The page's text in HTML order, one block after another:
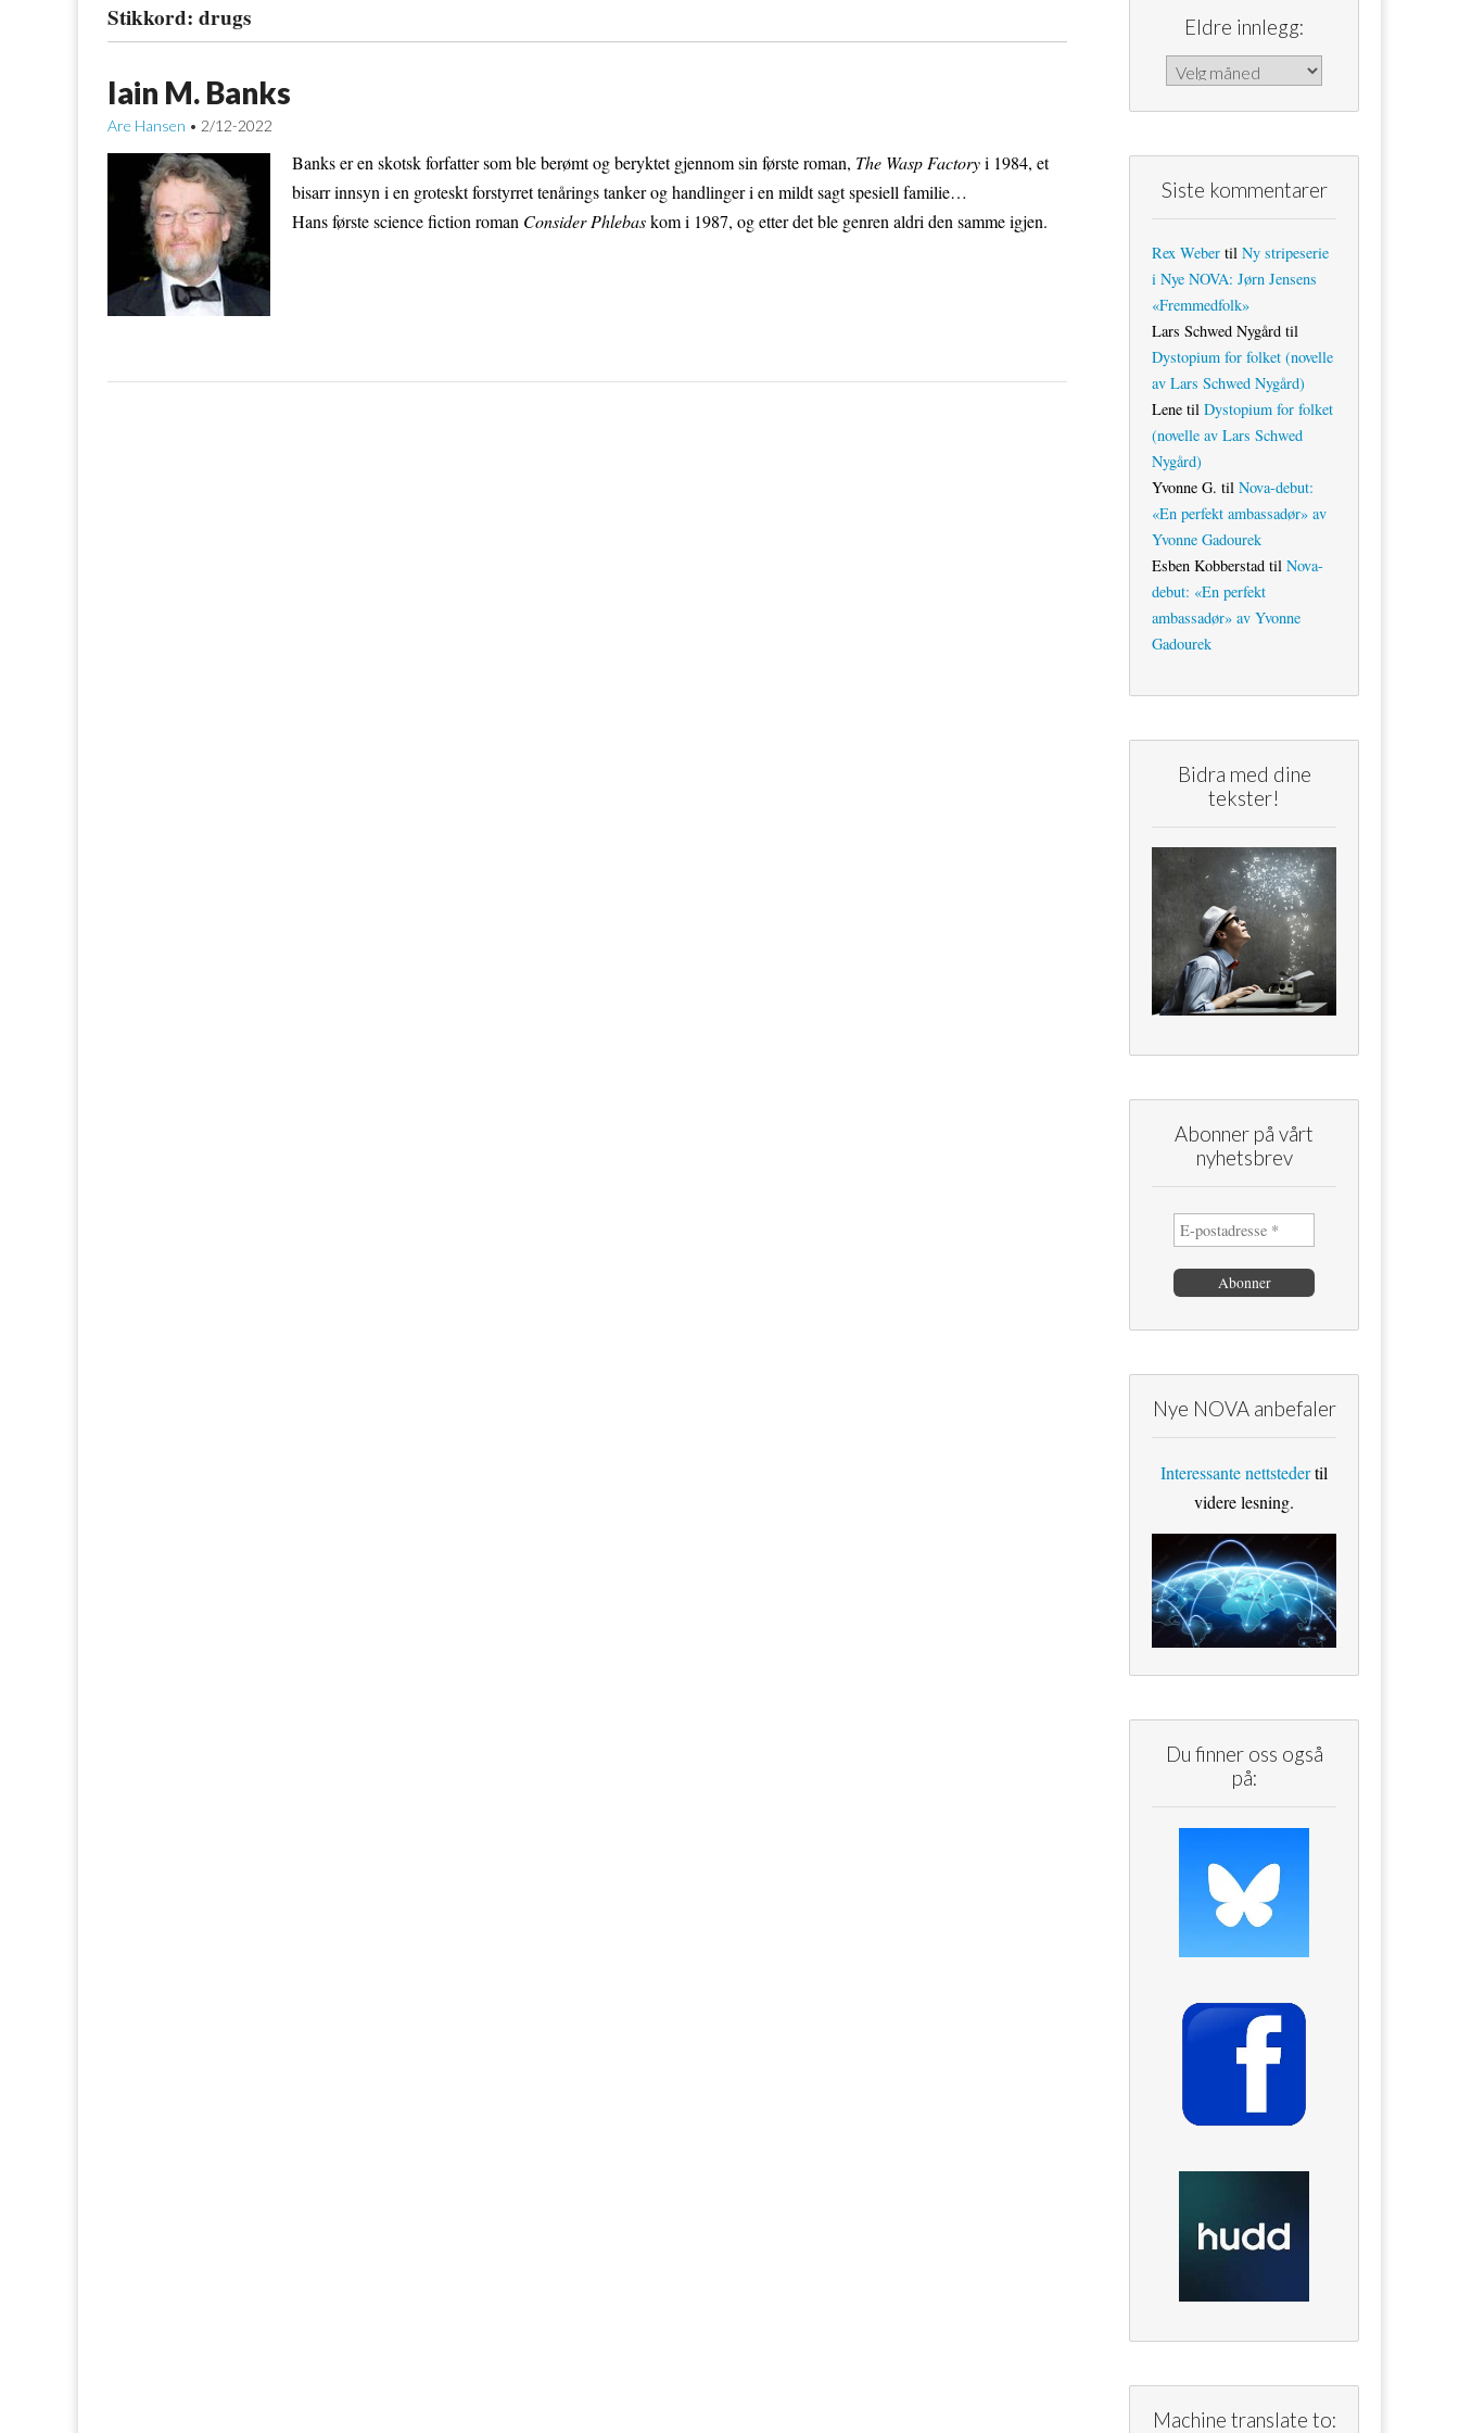
Stikkord: drugs
Iain M. Banks
Are Hansen • 2/12-2022
Banks er en skotsk forfatter som ble berømt og beryktet gjennom sin første roman, The Wasp Factoryi 1984, et
bisarr innsyn i en groteskt forstyrret tenårings tanker og handlinger i en mildt sagt spesiell familie…
Hans første science fiction roman Consider Phlebaskom i 1987, og etter det ble genren aldri den samme igjen.
Eldre innlegg:
Eldre innlegg:
Siste kommentarer
Rex Weber til Ny stripeserie
i Nye NOVA: Jørn Jensens
«Fremmedfolk»
Lars Schwed Nygård til
Dystopium for folket (novelle
av Lars Schwed Nygård)
Lene til Dystopium for folket
(novelle av Lars Schwed
Nygård)
Yvonne G. til Nova-debut:
«En perfekt ambassadør» av
Yvonne Gadourek
Esben Kobberstad til Nova-
debut: «En perfekt
ambassadør» av Yvonne
Gadourek
Bidra med dine
tekster!
Abonner på vårt
nyhetsbrev
Nye NOVA anbefaler
Interessante nettstedertil
videre lesning.
Du finner oss også
på:
Machine translate to: